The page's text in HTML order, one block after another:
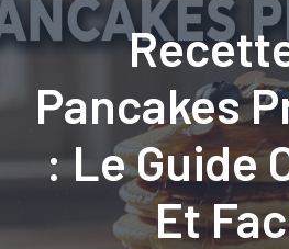
Pancakes
: Le Guide
Et